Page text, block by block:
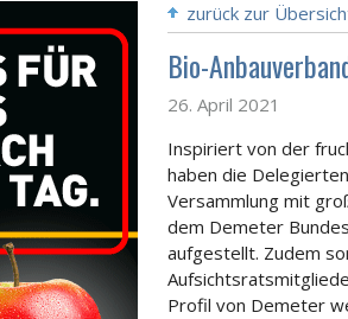
zurück zur
Bio-
26. April 2021
Inspiriert von der
haben die
Versammlung mit
dem Demeter
aufgestellt. Zudem
Profil von Demeter